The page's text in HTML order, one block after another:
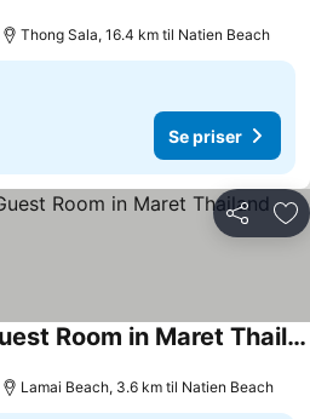
Thong Sala, 16.4 km til Natien Beach
Se priser
Del
Charming Private Guest Room in Maret Thailand
Lamai Beach, 3.6 km til Natien Beach